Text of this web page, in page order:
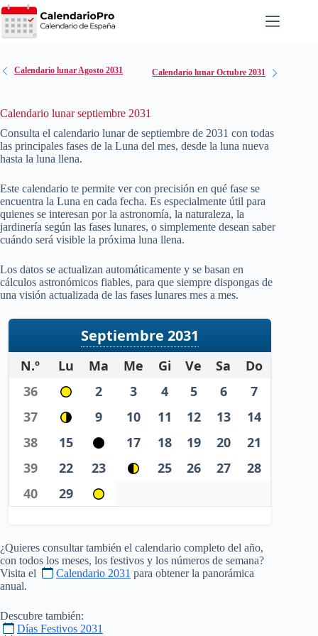
Saltar
al
contenido
Calendario lunar Agosto 2031 Calendario lunar Octubre 2031
Calendario lunar septiembre 2031
Consulta el calendario lunar de septiembre de 2031 con todas
las principales fases de la Luna del mes, desde la luna nueva
hasta la luna llena.
Este calendario te permite ver con precisión en qué fase se
encuentra la Luna en cada fecha. Es especialmente útil para
quienes se interesan por la astronomía, la naturaleza, la
jardinería según las fases lunares, o simplemente desean saber
cuándo será visible la próxima luna llena.
Los datos se actualizan automáticamente y se basan en
cálculos astronómicos fiables, para que siempre dispongas de
una visión actualizada de las fases lunares mes a mes.
Septiembre 2031
N.º Lu Ma Me Gi Ve Sa
Do
36
2 3 4 5 6
7
37
9 10 11 12 13
14
38
15 17 18 19 20
21
39
22 23 25 26 27
28
40
29
¿Quieres consultar también el calendario completo del año,
con todos los meses, los festivos y los números de semana?
Visita el
Calendario 2031 para obtener la panorámica
anual.
Descubre también:
Días Festivos 2031